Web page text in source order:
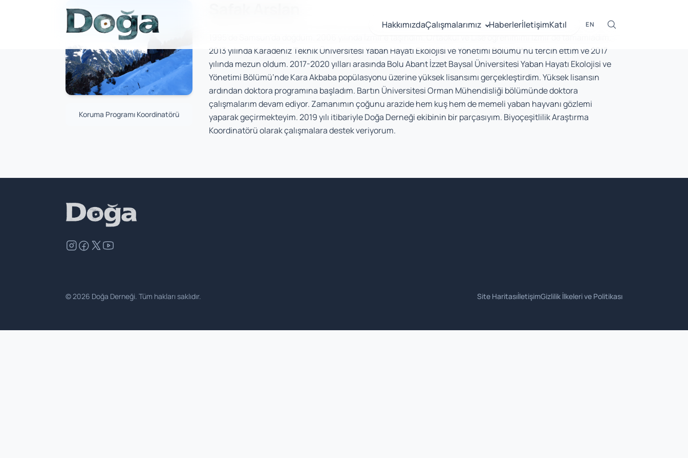
HakkımızdaÇalışmalarımız HaberlerİletişimKatıl EN
Koruma Programı Koordinatörü
2013 yılında Karadeniz Teknik Üniversitesi Yaban Hayatı Ekolojisi ve Yönetimi Bölümü’nü tercih ettim ve 2017
yılında mezun oldum. 2017-2020 yılları arasında Bolu Abant İzzet Baysal Üniversitesi Yaban Hayatı Ekolojisi ve
Yönetimi Bölümü’nde Kara Akbaba popülasyonu üzerine yüksek lisansımı gerçekleştirdim. Yüksek lisansın
ardından doktora programına başladım. Bartın Üniversitesi Orman Mühendisliği bölümünde doktora
çalışmalarım devam ediyor. Zamanımın çoğunu arazide hem kuş hem de memeli yaban hayvanı gözlemi
yaparak geçirmekteyim. 2019 yılı itibariyle Doğa Derneği ekibinin bir parçasıyım. Biyoçeşitlilik Araştırma
Koordinatörü olarak çalışmalara destek veriyorum.
© 2026 Doğa Derneği. Tüm hakları saklıdır. Site HaritasıİletişimGizlilik İlkeleri ve Politikası